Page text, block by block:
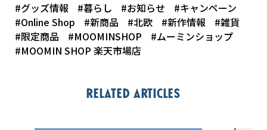
#グッズ情報 #暮らし #お知らせ
#キャンペーン
#Online Shop
#新商品 #北欧 #新作情報
#雑貨
#限定商品
#MOOMINSHOP
#ムーミンショップ
#MOOMIN SHOP 楽天市場店
Related articles